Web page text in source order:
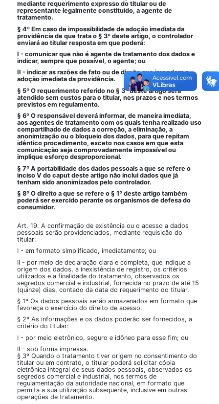
mediante requerimento expresso do titular ou de
representante legalmente constituído, a agente de
tratamento.
§ 4º Em caso de impossibilidade de adoção imediata da
providência de que trata o § 3º deste artigo, o controlador
enviará ao titular resposta em que poderá:
I - comunicar que não é agente de tratamento dos dados e
indicar, sempre que possível, o agente; ou
II - indicar as razões de fato ou de direito que impedem a
adoção imediata da providência.
§ 5º O requerimento referido no § 3º deste artigo será
atendido sem custos para o titular, nos prazos e nos termos
previstos em regulamento.
§ 6º O responsável deverá informar, de maneira imediata,
aos agentes de tratamento com os quais tenha realizado uso
compartilhado de dados a correção, a eliminação, a
anonimização ou o bloqueio dos dados, para que repitam
idêntico procedimento, exceto nos casos em que esta
comunicação seja comprovadamente impossível ou
implique esforço desproporcional.
§ 7º A portabilidade dos dados pessoais a que se refere o
inciso V do caput deste artigo não inclui dados que já
tenham sido anonimizados pelo controlador.
§ 8º O direito a que se refere o § 1º deste artigo também
poderá ser exercido perante os organismos de defesa do
consumidor.
Art. 19. A confirmação de existência ou o acesso a dados
pessoais serão providenciados, mediante requisição do
titular:
I - em formato simplificado, imediatamente; ou
II - por meio de declaração clara e completa, que indique a
origem dos dados, a inexistência de registro, os critérios
utilizados e a finalidade do tratamento, observados os
segredos comercial e industrial, fornecida no prazo de até 15
(quinze) dias, contado da data do requerimento do titular.
§ 1º Os dados pessoais serão armazenados em formato que
favoreça o exercício do direito de acesso.
§ 2º As informações e os dados poderão ser fornecidos, a
critério do titular:
I - por meio eletrônico, seguro e idôneo para esse fim; ou
II - sob forma impressa.
§ 3º Quando o tratamento tiver origem no consentimento do
titular ou em contrato, o titular poderá solicitar cópia
eletrônica integral de seus dados pessoais, observados os
segredos comercial e industrial, nos termos de
regulamentação da autoridade nacional, em formato que
permita a sua utilização subsequente, inclusive em outras
operações de tratamento.